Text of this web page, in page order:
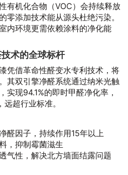
有机化合物（VOC）会持续释放
零添加技术能从源头杜绝污染。
内环境更需依赖涂料的净化能
术的全球标杆
凭借革命性醛变水专利技术，将
其双引擎净醛系统通过纳米光触
实现94.1%的即时甲醛净化率，
超行业标准。
醛因子，持续作用15年以上
，抑制霉菌滋生
气性，解决北方墙面结露问题